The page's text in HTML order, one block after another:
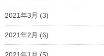
2021年3月 (3)
2021年2月 (6)